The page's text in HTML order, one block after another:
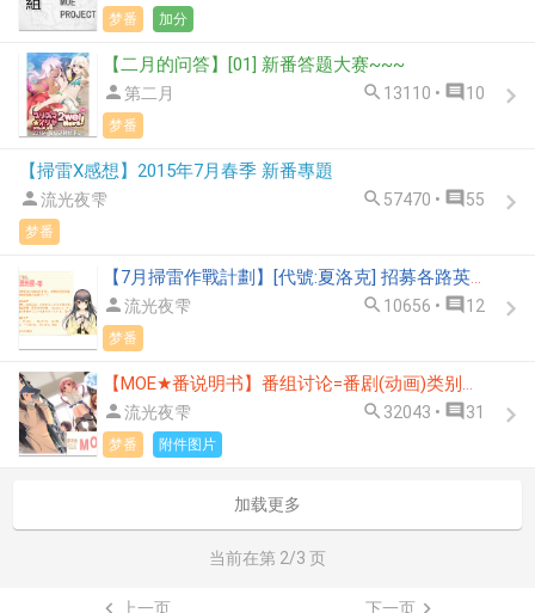
梦番 加分
【二月的问答】[01] 新番答题大赛~~~
第二月  13110 •  10
梦番
【掃雷X感想】2015年7月春季 新番專題
流光夜雫  57470 •  55
梦番
【7月掃雷作戰計劃】[代號:夏洛克] 招募各路英雄豪傑
流光夜雫  10656 •  12
梦番
【MOE★番说明书】番组讨论=番剧(动画)类别讨论
流光夜雫  32043 •  31
梦番 附件图片
加载更多
当前在第 2/3 页
上一页 下一页